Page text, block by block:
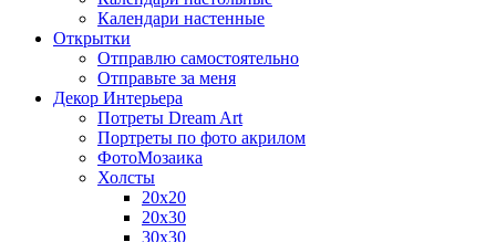
Календари настенные
Открытки
Отправлю самостоятельно
Отправьте за меня
Декор Интерьера
Потреты Dream Art
Портреты по фото акрилом
ФотоМозаика
Холсты
20х20
20х30
30х30